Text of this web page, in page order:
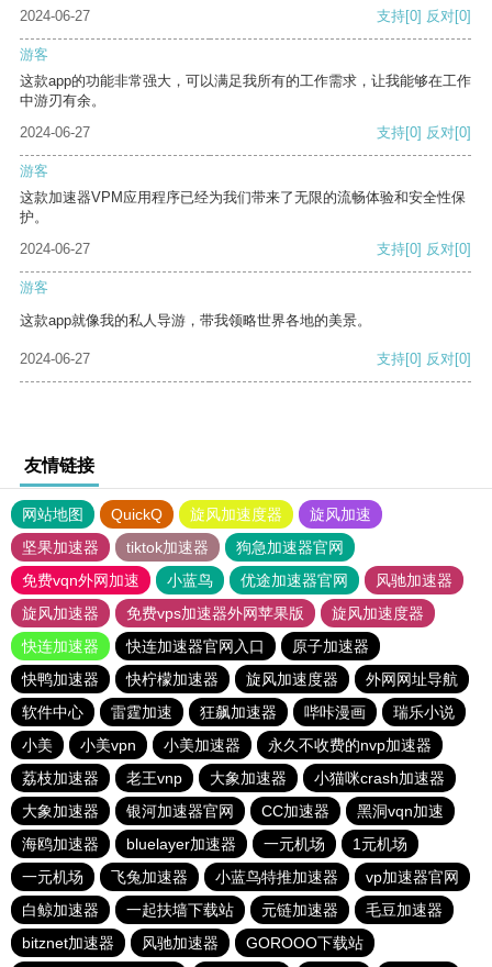
2024-06-27 支持[0] 反对[0]
游客
这款app的功能非常强大，可以满足我所有的工作需求，让我能够在工作
中游刃有余。
2024-06-27
支持[0] 反对[0]
游客
这款加速器VPM应用程序已经为我们带来了无限的流畅体验和安全性保
护。
2024-06-27
支持[0] 反对[0]
游客
这款app就像我的私人导游，带我领略世界各地的美景。
2024-06-27 支持[0] 反对[0]
友情链接
网站地图 QuickQ 旋风加速度器
旋风加速
坚果加速器
tiktok加速器
狗急加速器官网
免费vqn外网加速
小蓝鸟 优途加速器官网
风驰加速器
旋风加速器
免费vps加速器外网苹果版
旋风加速度器
快连加速器
快连加速器官网入口
原子加速器
快鸭加速器
快柠檬加速器 旋风加速度器
外网网址导航
软件中心
雷霆加速 狂飙加速器 哔咔漫画
瑞乐小说
小美
小美vpn 小美加速器
永久不收费的nvp加速器
荔枝加速器
老王vnp 大象加速器
小猫咪crash加速器
大象加速器
银河加速器官网 CC加速器
黑洞vqn加速
海鸥加速器
bluelayer加速器 一元机场
1元机场
一元机场
飞兔加速器 小蓝鸟特推加速器
vp加速器官网
白鲸加速器
一起扶墙下载站 元链加速器
毛豆加速器
bitznet加速器
风驰加速器 GOROOO下载站